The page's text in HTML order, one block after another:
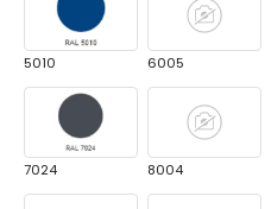
5010 6005
7024 8004